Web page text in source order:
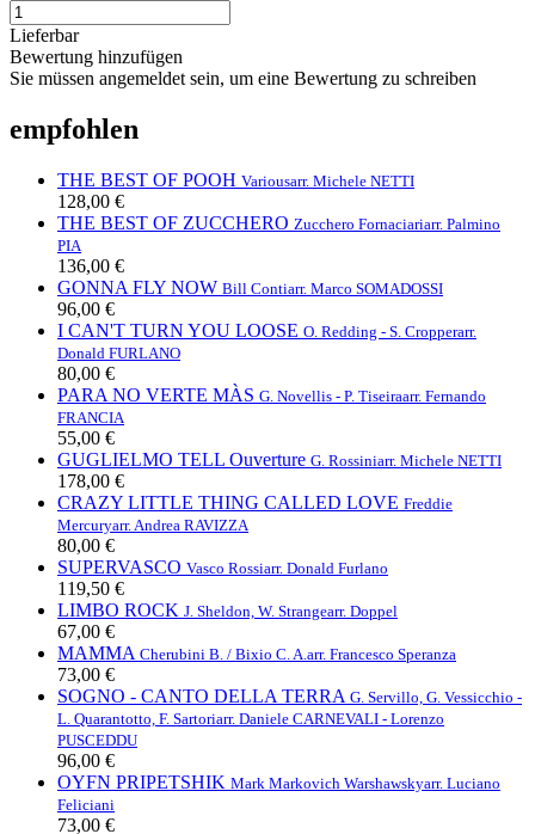
Lieferbar
Bewertung hinzufügen
Sie müssen angemeldet sein, um eine Bewertung zu schreiben
empfohlen
THE BEST OF POOH Variousarr. Michele NETTI
128,00 €
THE BEST OF ZUCCHERO Zucchero Fornaciariarr. Palmino
PIA
136,00 €
GONNA FLY NOW Bill Contiarr. Marco SOMADOSSI
96,00 €
I CAN'T TURN YOU LOOSE O. Redding - S. Cropperarr.
Donald FURLANO
80,00 €
PARA NO VERTE MÀS G. Novellis - P. Tiseiraarr. Fernando
FRANCIA
55,00 €
GUGLIELMO TELL Ouverture G. Rossiniarr. Michele NETTI
178,00 €
CRAZY LITTLE THING CALLED LOVE Freddie
Mercuryarr. Andrea RAVIZZA
80,00 €
SUPERVASCO Vasco Rossiarr. Donald Furlano
119,50 €
LIMBO ROCK J. Sheldon, W. Strangearr. Doppel
67,00 €
MAMMA Cherubini B. / Bixio C. A. arr. Francesco Speranza
73,00 €
SOGNO - CANTO DELLA TERRA G. Servillo, G. Vessicchio -
L. Quarantotto, F. Sartoriarr. Daniele CARNEVALI - Lorenzo
PUSCEDDU
96,00 €
OYFN PRIPETSHIK Mark Markovich Warshawskyarr. Luciano
Feliciani
73,00 €